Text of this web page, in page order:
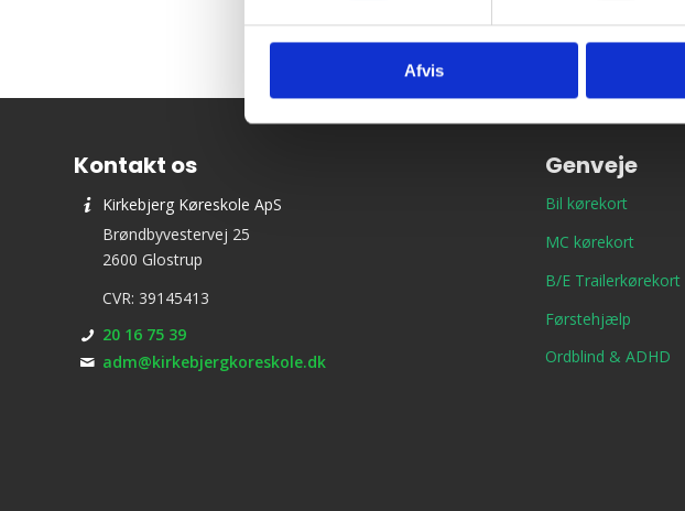
Afvis
Kontakt os
Kirkebjerg Køreskole ApS
Brøndbyvestervej 25
2600 Glostrup
CVR: 39145413
20 16 75 39
adm@kirkebjergkoreskole.dk
Genveje
Bil kørekort
MC kørekort
B/E Trailerkørekort
Førstehjælp
Ordblind & ADHD